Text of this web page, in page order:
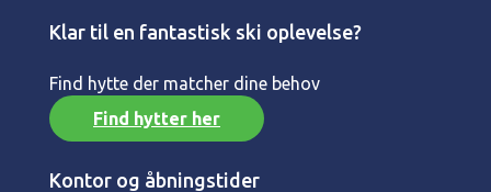
Klar til en fantastisk ski oplevelse?
Find hytte der matcher dine behov
Find hytter her
Kontor og åbningstider